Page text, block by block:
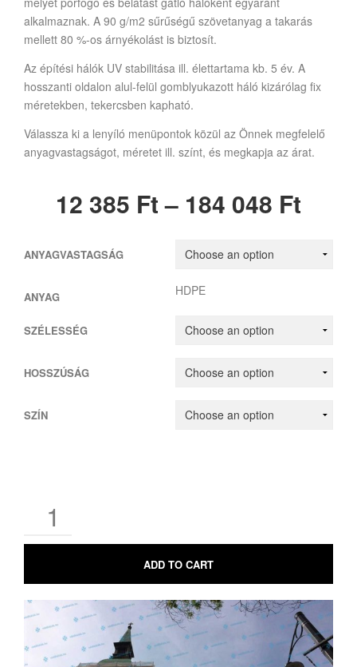
alkalmaznak. A 90 g/m2 sűrűségű szövetanyag a takarás
mellett 80 %-os árnyékolást is biztosít.
Az építési hálók UV stabilitása ill. élettartama kb. 5 év. A
hosszanti oldalon alul-felül gomblyukazott háló kizárólag fix
méretekben, tekercsben kapható.
Válassza ki a lenyíló menüpontok közül az Önnek megfelelő
anyagvastagságot, méretet ill. színt, és megkapja az árat.
12 385 Ft– 184 048 Ft
ANYAGVASTAGSÁG
ANYAG HDPE
SZÉLESSÉG
HOSSZÚSÁG
SZÍN
ADD TO CART